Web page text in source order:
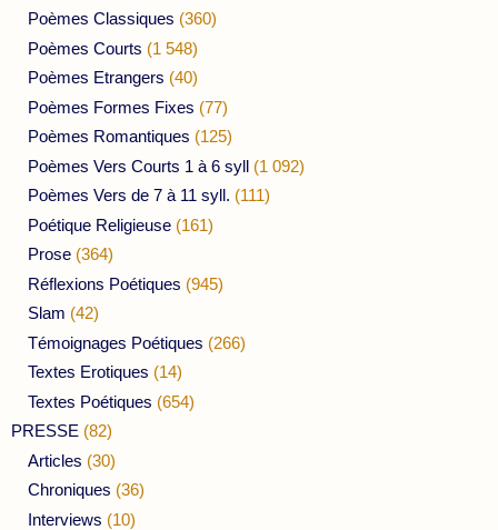
Poèmes Classiques (360)
Poèmes Courts (1 548)
Poèmes Etrangers (40)
Poèmes Formes Fixes (77)
Poèmes Romantiques (125)
Poèmes Vers Courts 1 à 6 syll (1 092)
Poèmes Vers de 7 à 11 syll. (111)
Poétique Religieuse (161)
Prose (364)
Réflexions Poétiques (945)
Slam (42)
Témoignages Poétiques (266)
Textes Erotiques (14)
Textes Poétiques (654)
PRESSE (82)
Articles (30)
Chroniques (36)
Interviews (10)